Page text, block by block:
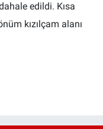
edildi. Kısa
kızılçam alanı